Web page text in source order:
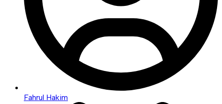
Fahrul Hakim